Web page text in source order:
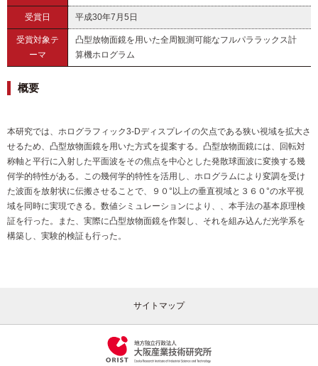
受賞日 平成30年7月5日
受賞対象テ
ーマ
凸型放物面鏡を用いた全周観測可能なフルパララックス計
算機ホログラム
概要
本研究では、ホログラフィック3-Dディスプレイの欠点である狭い視域を拡大さ
せるため、凸型放物面鏡を用いた方式を提案する。凸型放物面鏡には、回転対
称軸と平行に入射した平面波をその焦点を中心とした発散球面波に変換する幾
何学的特性がある。この幾何学的特性を活用し、ホログラムにより変調を受け
た波面を放射状に伝搬させることで、９０°以上の垂直視域と３６０°の水平視
域を同時に実現できる。数値シミュレーションにより、、本手法の基本原理検
証を行った。また、実際に凸型放物面鏡を作製し、それを組み込んだ光学系を
構築し、実験的検証も行った。
サイトマップ